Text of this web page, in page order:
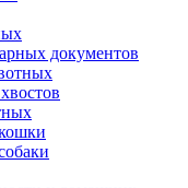
документов